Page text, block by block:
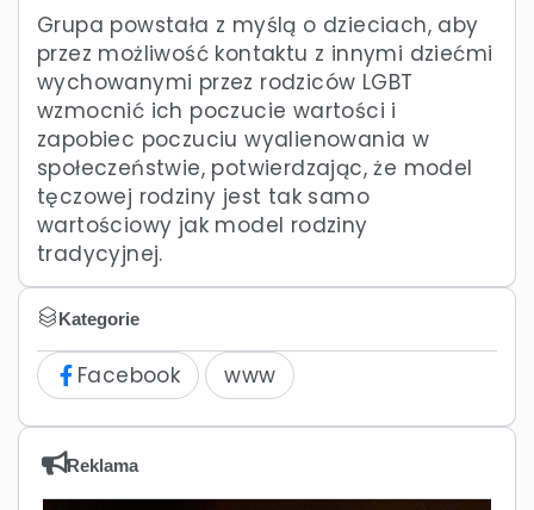
Grupa powstała z myślą o dzieciach, aby
przez możliwość kontaktu z innymi dziećmi
wychowanymi przez rodziców LGBT
wzmocnić ich poczucie wartości i
zapobiec poczuciu wyalienowania w
społeczeństwie, potwierdzając, że model
tęczowej rodziny jest tak samo
wartościowy jak model rodziny
tradycyjnej.
Kategorie
Facebook www
Reklama